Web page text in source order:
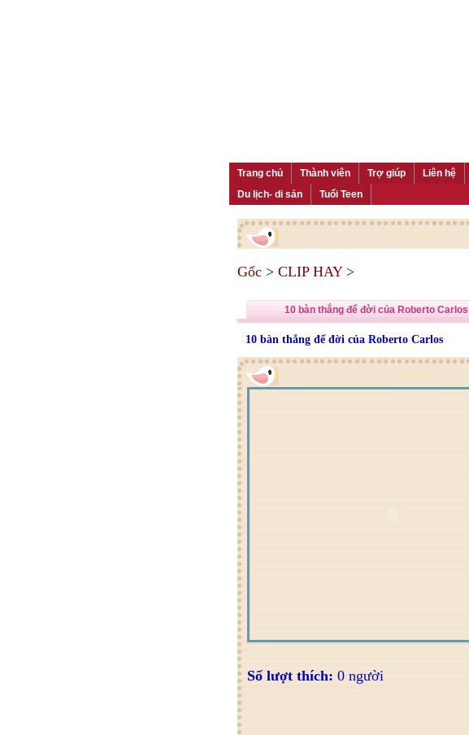
Trang chủ Thành viên Trợ giúp Liên hệ
Du lịch- di sản
Tuổi Teen
Gốc > CLIP HAY>
10 bàn thắng để đời của Roberto Carlos
10 bàn thắng để đời của Roberto Carlos
Số lượt thích: 0 người